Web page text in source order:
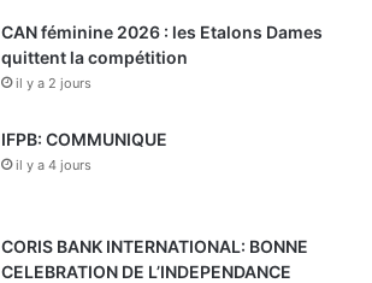
CAN féminine 2026 : les Etalons Dames
quittent la compétition
il y a 2 jours
IFPB: COMMUNIQUE
il y a 4 jours
CORIS BANK INTERNATIONAL: BONNE
CELEBRATION DE L’INDEPENDANCE